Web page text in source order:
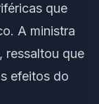
que
A ministra
ressaltou que
efeitos do